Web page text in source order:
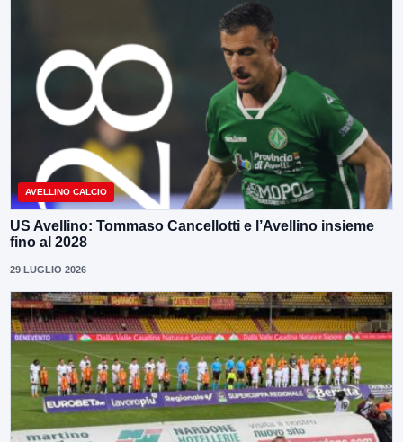
AVELLINO CALCIO
US Avellino: Tommaso Cancellotti e l’Avellino insieme
fino al 2028
29 LUGLIO 2026